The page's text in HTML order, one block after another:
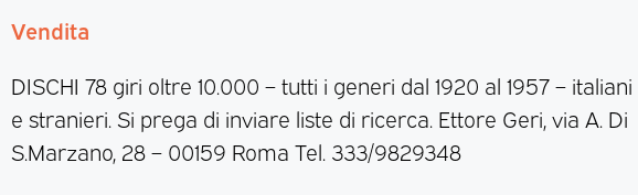
Vendita
DISCHI 78 giri oltre 10.000 – tutti i generi dal 1920 al 1957 – italiani
e stranieri. Si prega di inviare liste di ricerca. Ettore Geri, via A. Di
S.Marzano, 28 – 00159 Roma Tel. 333/9829348